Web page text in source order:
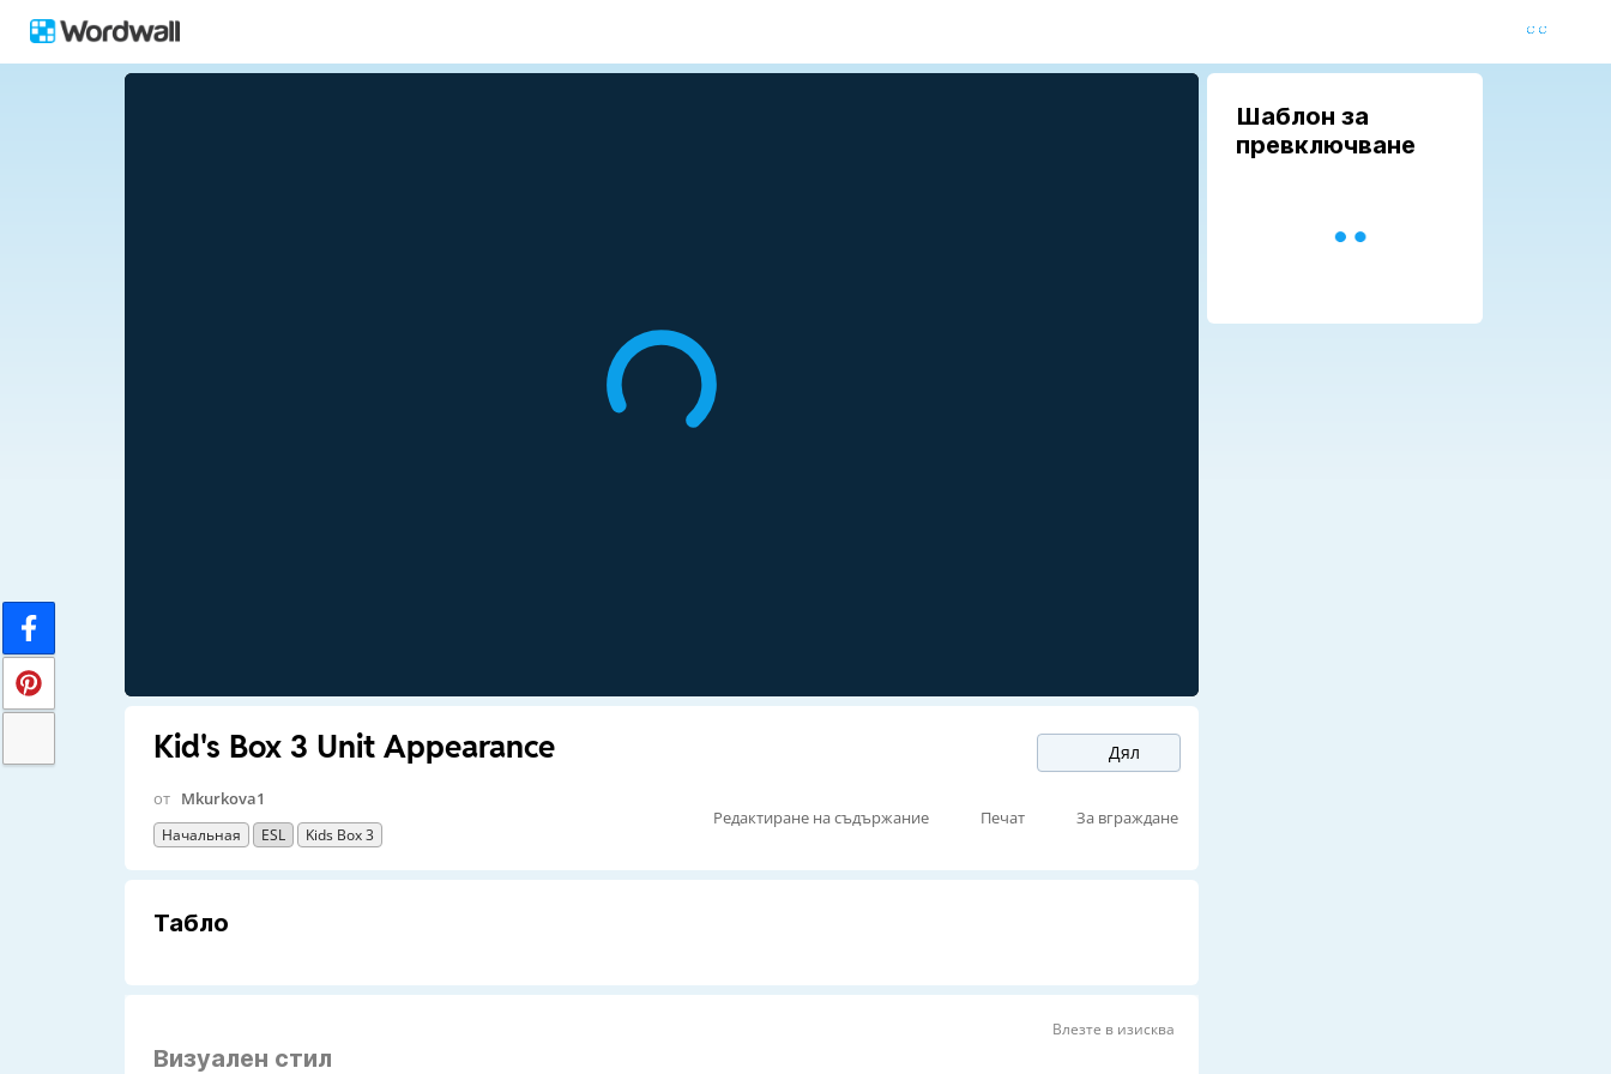
Kid's Box 3 Unit Appearance Дял
от Mkurkova1
Начальная ESL Kids Box 3
Редактиране на съдържание Печат За вграждане
Табло
Влезте в изисква
Визуален стил
Шаблон за
превключване